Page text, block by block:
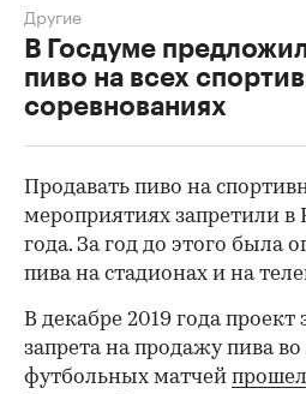
В Госдуме
пиво на всех
соревнованиях
Другие
Продавать пиво на
мероприятиях запретили в
года. За год до этого была
пива на стадионах и на
В декабре 2019 года проект
запрета на продажу пива
футбольных матчей